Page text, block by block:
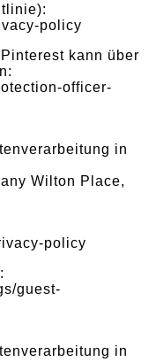
policy
kann über
officer-
in
Wilton Place,
policy
guest-
in